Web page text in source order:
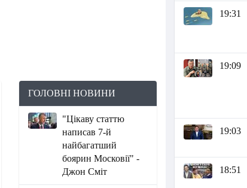
ГОЛОВНІ НОВИНИ
"Цікаву статтю
написав 7-й
найбагатший
боярин Московії" -
Джон Сміт
19:31
19:09
19:03
18:51